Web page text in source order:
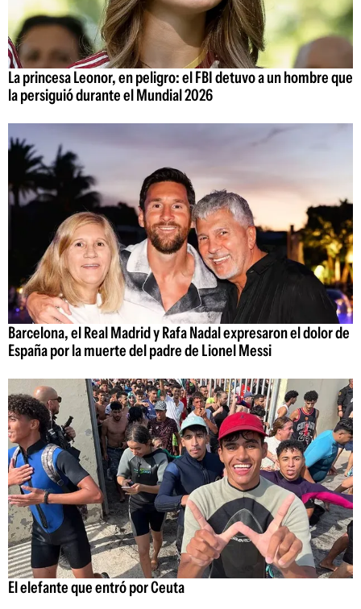
La princesa Leonor, en peligro: el FBI detuvo a un hombre que
la persiguió durante el Mundial 2026
Barcelona, el Real Madrid y Rafa Nadal expresaron el dolor de
España por la muerte del padre de Lionel Messi
El elefante que entró por Ceuta